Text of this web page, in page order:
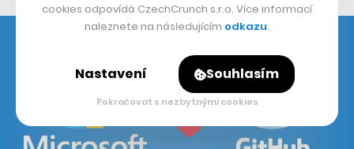
cookies odpovídá CzechCrunch s.r.o. Více informací
naleznete na následujícím odkazu.
Nastavení Souhlasím
Pokračovat s nezbytnými cookies